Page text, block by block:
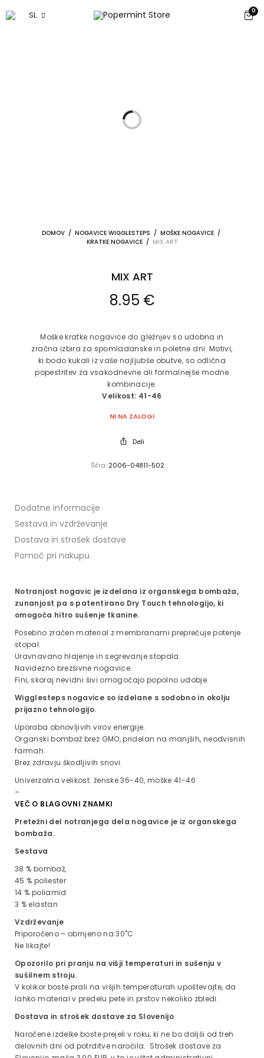
SL 0
DOMOV / NOGAVICE WIGGLESTEPS / MOŠKE NOGAVICE /
KRATKE NOGAVICE / MIX ART
MIX ART
8.95 €
Moške kratke nogavice do gležnjev so udobna in
zračna izbira za spomladanske in poletne dni. Motivi,
ki bodo kukali iz vaše najljubše obutve, so odlična
popestritev za vsakodnevne ali formalnejše modne
kombinacije.
Velikost: 41-46
NI NA ZALOGI
Deli
Šifra: 2006-04811-502
Dodatne informacije
Sestava in vzdrževanje
Dostava in strošek dostave
Pomoč pri nakupu
Notranjost nogavic je izdelana iz organskega bombaža,
zunanjost pa s patentirano Dry Touch tehnologijo, ki
omogoča hitro sušenje tkanine.
Posebno zračen material z membranami preprečuje potenje
stopal.
Uravnavano hlajenje in segrevanje stopala.
Navidezno brezšivne nogavice.
Fini, skoraj nevidni šivi omogočajo popolno udobje.
Wigglesteps nogavice so izdelane s sodobno in okolju
prijazno tehnologijo.
Uporaba obnovljivih virov energije.
Organski bombaž brez GMO, pridelan na manjših, neodvisnih
farmah.
Brez zdravju škodljivih snovi.
Univerzalna velikost: ženske 36-40, moške 41-46
–
VEČ O BLAGOVNI ZNAMKI
Pretežni del notranjega dela nogavice je iz organskega
bombaža.
Sestava
38 % bombaž,
45 % poliester
14 % poliamid
3 % elastan
Vzdrževanje
Priporočeno – obrnjeno na 30˚C
Ne likajte!
Opozorilo pri pranju na višji temperaturi in sušenju v
sušilnem stroju.
V kolikor boste prali na višjih temperaturah upoštevajte, da
lahko material v predelu pete in prstov nekoliko zbledi.
Dostava in strošek dostave za Slovenijo
Naročene izdelke boste prejeli v roku, ki ne bo daljši od treh
delovnih dni od potrditve naročila. Strošek dostave za